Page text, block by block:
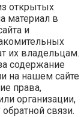
открытых
материал в
и
их владельцам.
содержание
на нашем сайте
права,
организации,
связи.